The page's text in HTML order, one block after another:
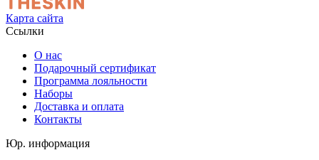
Карта сайта
Ссылки
О нас
Подарочный сертификат
Программа лояльности
Наборы
Доставка и оплата
Контакты
Юр. информация